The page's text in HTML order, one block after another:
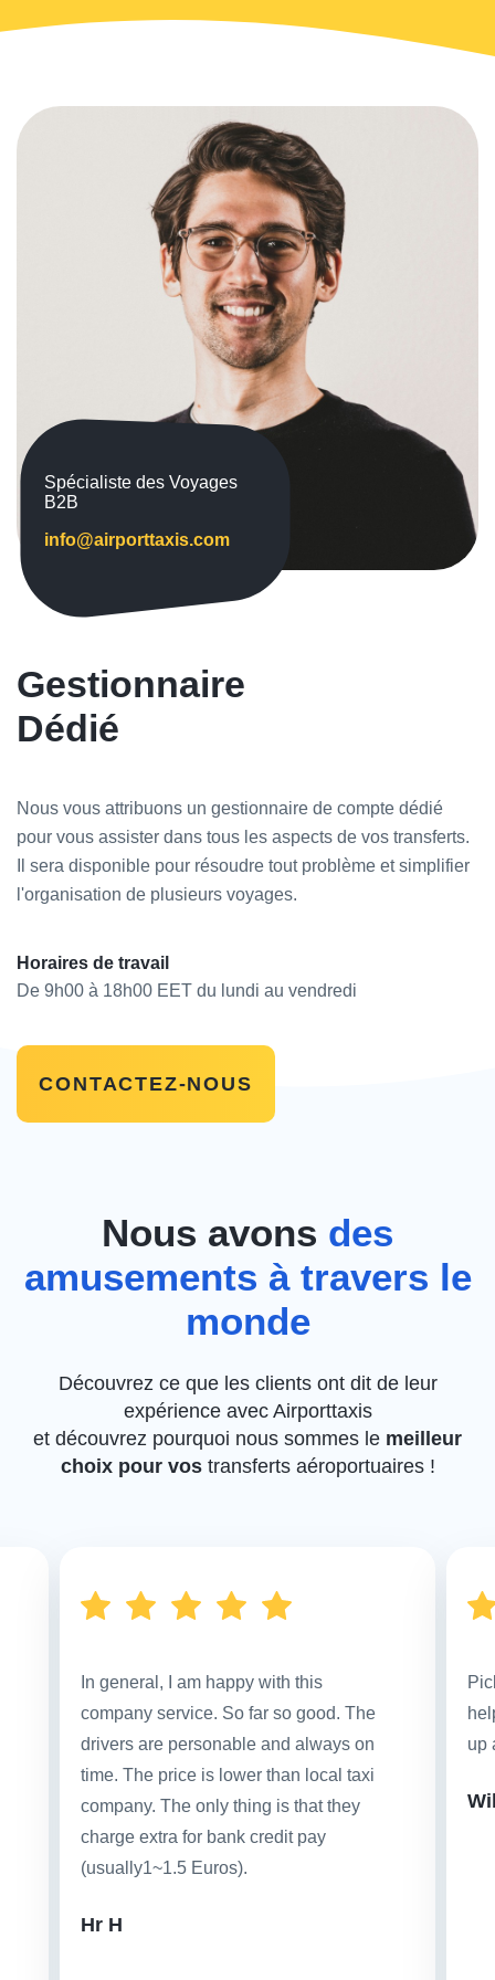
Spécialiste des Voyages
B2B
info@airporttaxis.com
Gestionnaire
Dédié
Nous vous attribuons un gestionnaire de compte dédié
pour vous assister dans tous les aspects de vos transferts.
Il sera disponible pour résoudre tout problème et simplifier
l'organisation de plusieurs voyages.
Horaires de travail
De 9h00 à 18h00 EET du lundi au vendredi
CONTACTEZ-NOUS
Nous avons des
amusements à travers le
monde
Découvrez ce que les clients ont dit de leur
expérience avec Airporttaxis
et découvrez pourquoi nous sommes le meilleur
choix pour vos transferts aéroportuaires !
In general, I am happy with this
company service. So far so good. The
drivers are personable and always on
time. The price is lower than local taxi
company. The only thing is that they
charge extra for bank credit pay
(usually1~1.5 Euros).
Hr H
up